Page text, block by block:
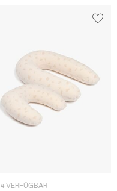
4 VERFÜGBAR